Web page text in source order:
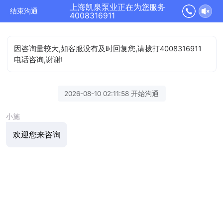
结束沟通
上海凯泉泵业正在为您服务
4008316911
因咨询量较大,如客服没有及时回复您,请拨打4008316911
电话咨询,谢谢!
2026-08-10 02:11:58 开始沟通
小施
欢迎您来咨询